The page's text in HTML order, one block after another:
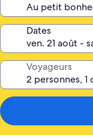
Dates
Voyageurs